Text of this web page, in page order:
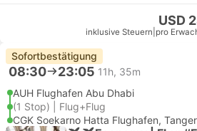
USD
inklusive Steuern pro
Sofortbestätigung
08:30 23:05 11h, 35m
AUH Flughafen Abu Dhabi
(1 Stop) | Flug+Flug
CGK Soekarno Hatta Flughafen,